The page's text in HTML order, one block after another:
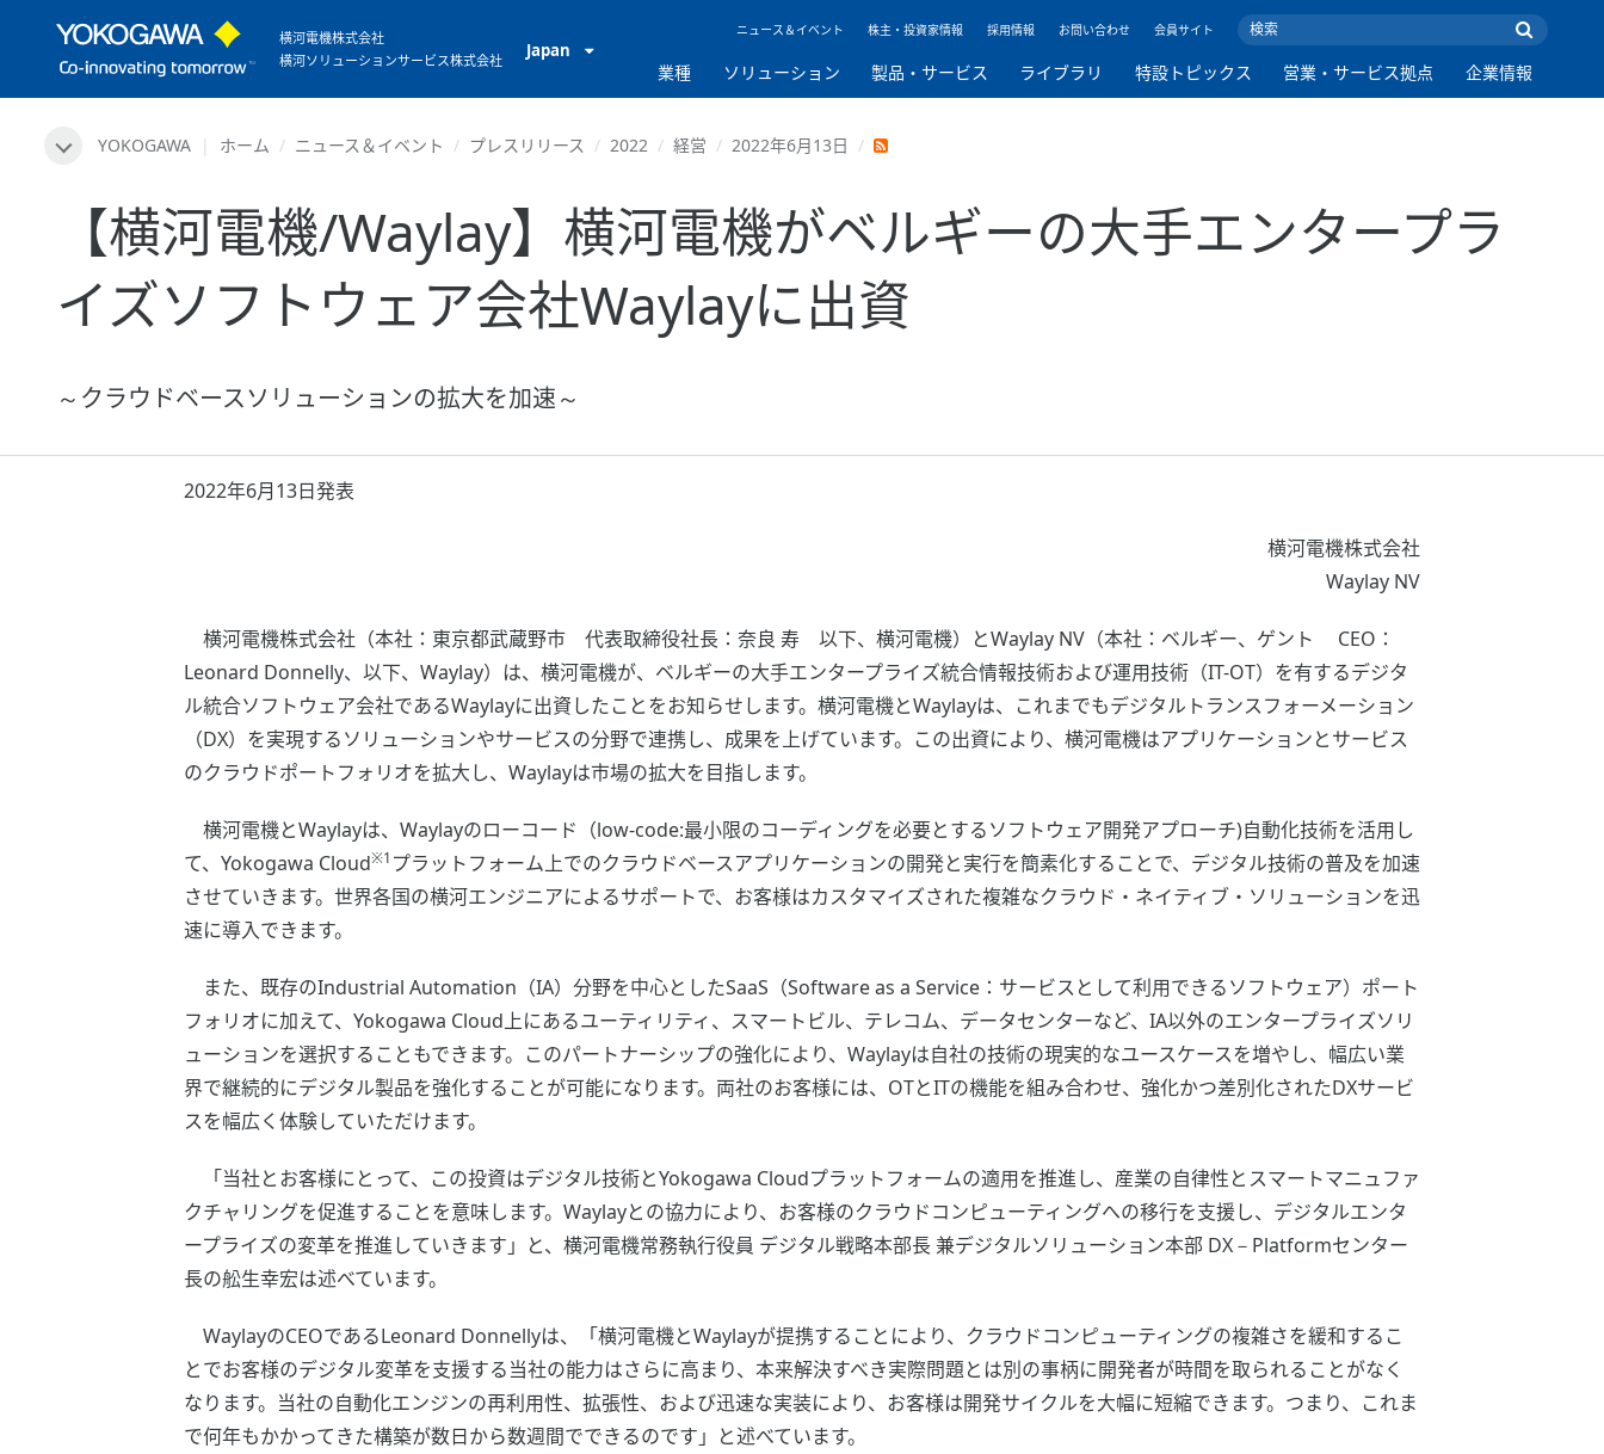
横河電機株式会社
横河ソリューションサービス株式会社
Japan
ニュース＆イベント 株主・投資家情報 採用情報 お問い合わせ 会員サイト
業種 ソリューション 製品・サービス ライブラリ 特設トピックス 営業・サービス拠点 企業情報
YOKOGAWA ホーム ニュース＆イベント プレスリリース 2022 経営 2022年6月13日
【横河電機/Waylay】横河電機がベルギーの大手エンタープラ
イズソフトウェア会社Waylayに出資
～クラウドベースソリューションの拡大を加速～
2022年6月13日発表
横河電機株式会社
Waylay NV
横河電機株式会社（本社：東京都武蔵野市 代表取締役社長：奈良 寿 以下、横河電機）とWaylay NV（本社：ベルギー、ゲント CEO：
Leonard Donnelly、以下、Waylay）は、横河電機が、ベルギーの大手エンタープライズ統合情報技術および運用技術（IT-OT）を有するデジタ
ル統合ソフトウェア会社であるWaylayに出資したことをお知らせします。横河電機とWaylayは、これまでもデジタルトランスフォーメーション
（DX）を実現するソリューションやサービスの分野で連携し、成果を上げています。この出資により、横河電機はアプリケーションとサービス
のクラウドポートフォリオを拡大し、Waylayは市場の拡大を目指します。
横河電機とWaylayは、Waylayのローコード（low-code:最小限のコーディングを必要とするソフトウェア開発アプローチ)自動化技術を活用し
て、Yokogawa Cloud※1 プラットフォーム上でのクラウドベースアプリケーションの開発と実行を簡素化することで、デジタル技術の普及を加速
させていきます。世界各国の横河エンジニアによるサポートで、お客様はカスタマイズされた複雑なクラウド・ネイティブ・ソリューションを迅
速に導入できます。
また、既存のIndustrial Automation（IA）分野を中心としたSaaS（Software as a Service：サービスとして利用できるソフトウェア）ポート
フォリオに加えて、Yokogawa Cloud上にあるユーティリティ、スマートビル、テレコム、データセンターなど、IA以外のエンタープライズソリ
ューションを選択することもできます。このパートナーシップの強化により、Waylayは自社の技術の現実的なユースケースを増やし、幅広い業
界で継続的にデジタル製品を強化することが可能になります。両社のお客様には、OTとITの機能を組み合わせ、強化かつ差別化されたDXサービ
スを幅広く体験していただけます。
「当社とお客様にとって、この投資はデジタル技術とYokogawa Cloudプラットフォームの適用を推進し、産業の自律性とスマートマニュファ
クチャリングを促進することを意味します。Waylayとの協力により、お客様のクラウドコンピューティングへの移行を支援し、デジタルエンタ
ープライズの変革を推進していきます」と、横河電機常務執行役員 デジタル戦略本部長 兼デジタルソリューション本部 DX－Platformセンター
長の舩生幸宏は述べています。
WaylayのCEOであるLeonard Donnellyは、「横河電機とWaylayが提携することにより、クラウドコンピューティングの複雑さを緩和するこ
とでお客様のデジタル変革を支援する当社の能力はさらに高まり、本来解決すべき実際問題とは別の事柄に開発者が時間を取られることがなく
なります。当社の自動化エンジンの再利用性、拡張性、および迅速な実装により、お客様は開発サイクルを大幅に短縮できます。つまり、これま
で何年もかかってきた構築が数日から数週間でできるのです」と述べています。